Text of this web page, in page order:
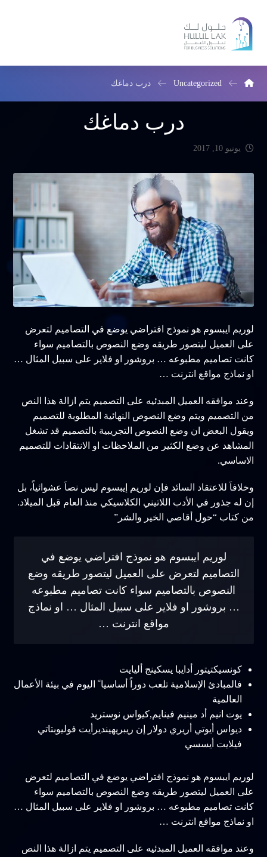
Uncategorized درب دماغك
درب دماغك
يونيو 10, 2017
لوريم ايبسوم هو نموذج افتراضي يوضع في التصاميم لتعرض
على العميل ليتصور طريقه وضع النصوص بالتصاميم سواء
كانت تصاميم مطبوعه … بروشور او فلاير على سبيل المثال …
او نماذج مواقع انترنت …
وعند موافقه العميل المبدئيه على التصميم يتم ازالة هذا النص
من التصميم ويتم وضع النصوص النهائية المطلوبة للتصميم
ويقول البعض ان وضع النصوص التجريبية بالتصميم قد تشغل
المشاهد عن وضع الكثير من الملاحظات او الانتقادات للتصميم
الاساسي.
وخلافاَ للاعتقاد السائد فإن لوريم إيبسوم ليس نصاَ عشوائياً، بل
إن له جذور في الأدب اللاتيني الكلاسيكي منذ العام قبل الميلاد.
من كتاب “حول أقاصي الخير والشر”
لوريم ايبسوم هو نموذج افتراضي يوضع في
التصاميم لتعرض على العميل ليتصور طريقه وضع
النصوص بالتصاميم سواء كانت تصاميم مطبوعه
… بروشور او فلاير على سبيل المثال … او نماذج
مواقع انترنت …
كونسيكتيتور أدايبا يسكينج أليايت
فالمبادئ الإسلامية تلعب دوراً أساسيا ً اليوم في بيئة الأعمال
العالمية
يوت انيم أد مينيم فينايم,كيواس نوستريد
ديواس أيوتي أريري دولار إن ريبريهينديرأيت فوليوبتاتي
فيلايت أيسسي
لوريم ايبسوم هو نموذج افتراضي يوضع في التصاميم لتعرض
على العميل ليتصور طريقه وضع النصوص بالتصاميم سواء
كانت تصاميم مطبوعه … بروشور او فلاير على سبيل المثال …
او نماذج مواقع انترنت …
وعند موافقه العميل المبدئيه على التصميم يتم ازالة هذا النص